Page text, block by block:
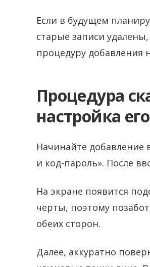
Если в будущем
старые записи
процедуру добавления
Процедура
настройка
Начинайте добавление
и код-пароль». После
На экране появится
черты, поэтому
обеих сторон.
Далее, аккуратно